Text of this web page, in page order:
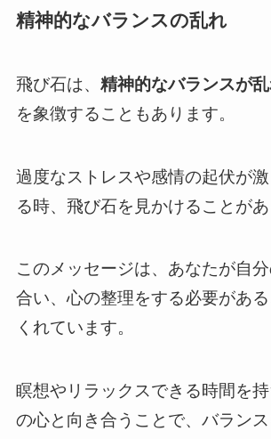
精神的なバランスの乱れ
飛び石は、 精神的なバランスが
を象徴することもあります。
過度なストレスや感情の起伏が
る時、飛び石を見かけることがあ
このメッセージは、あなたが自
合い、心の整理をする必要があ
くれています。
瞑想やリラックスできる時間を
の心と向き合うことで、バラン